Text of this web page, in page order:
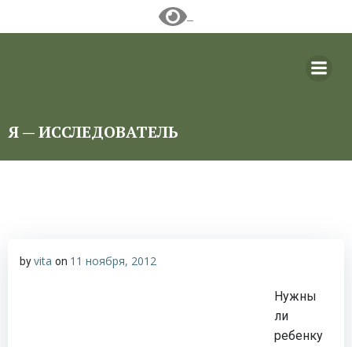
Я — ИССЛЕДОВАТЕЛЬ
byvita on 11 ноября, 2012
Нужны
ли
ребенку